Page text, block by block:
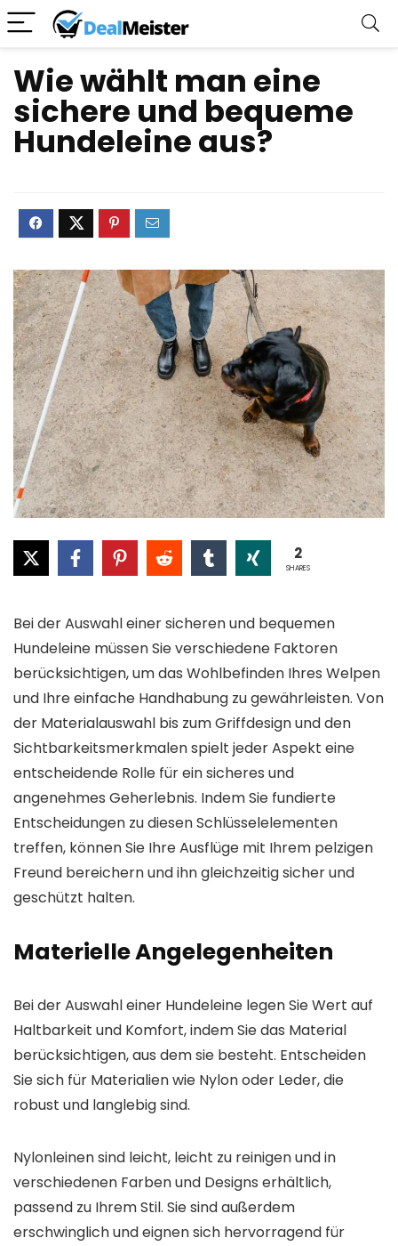
Wie wählt man eine
sichere und bequeme
Hundeleine aus?
2
SHARES
Bei der Auswahl einer sicheren und bequemen
Hundeleine müssen Sie verschiedene Faktoren
berücksichtigen, um das Wohlbefinden Ihres Welpen
und Ihre einfache Handhabung zu gewährleisten. Von
der Materialauswahl bis zum Griffdesign und den
Sichtbarkeitsmerkmalen spielt jeder Aspekt eine
entscheidende Rolle für ein sicheres und
angenehmes Geherlebnis. Indem Sie fundierte
Entscheidungen zu diesen Schlüsselelementen
treffen, können Sie Ihre Ausflüge mit Ihrem pelzigen
Freund bereichern und ihn gleichzeitig sicher und
geschützt halten.
Materielle Angelegenheiten
Bei der Auswahl einer Hundeleine legen Sie Wert auf
Haltbarkeit und Komfort, indem Sie das Material
berücksichtigen, aus dem sie besteht. Entscheiden
Sie sich für Materialien wie Nylon oder Leder, die
robust und langlebig sind.
Nylonleinen sind leicht, leicht zu reinigen und in
verschiedenen Farben und Designs erhältlich,
passend zu Ihrem Stil. Sie sind außerdem
erschwinglich und eignen sich hervorragend für